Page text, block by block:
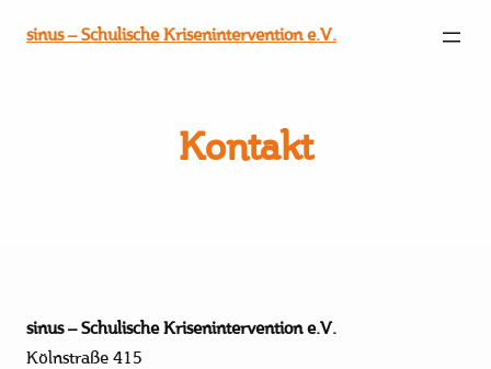
sinus – Schulische Krisenintervention e.V.
Kontakt
sinus – Schulische Krisenintervention e.V.
Kölnstraße 415